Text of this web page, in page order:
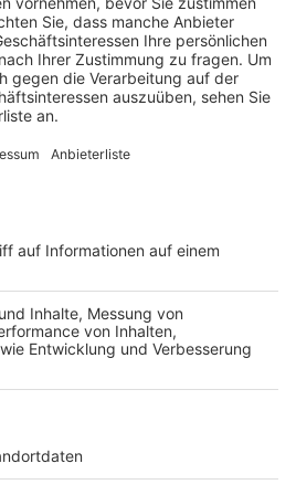
Wahl stand auch noch der
hatten die Elefantenpfleger
zwischen den beiden
laut Zoo insgesamt knapp